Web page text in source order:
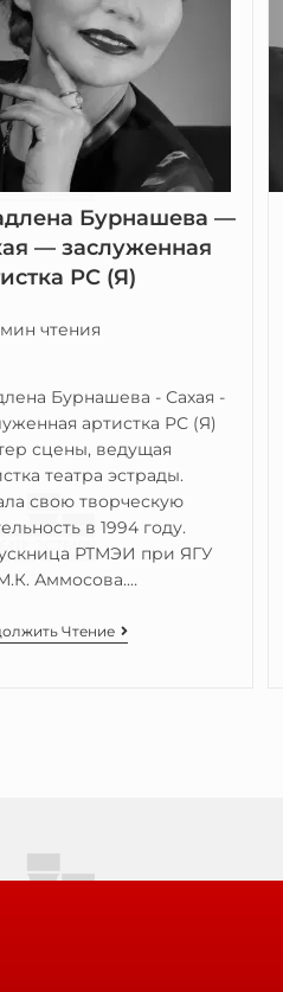
Бурнашева —
— заслуженная
РС (Я)
мин чтения
Бурнашева - Сахая -
артистка РС (Я)
сцены, ведущая
театра эстрады.
свою творческую
в 1994 году.
РТМЭИ при ЯГУ
Аммосова.…
Чтение